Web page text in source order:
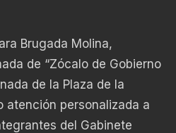
Brugada Molina,
de “Zócalo de Gobierno
de la Plaza de la
atención personalizada a
del Gabinete